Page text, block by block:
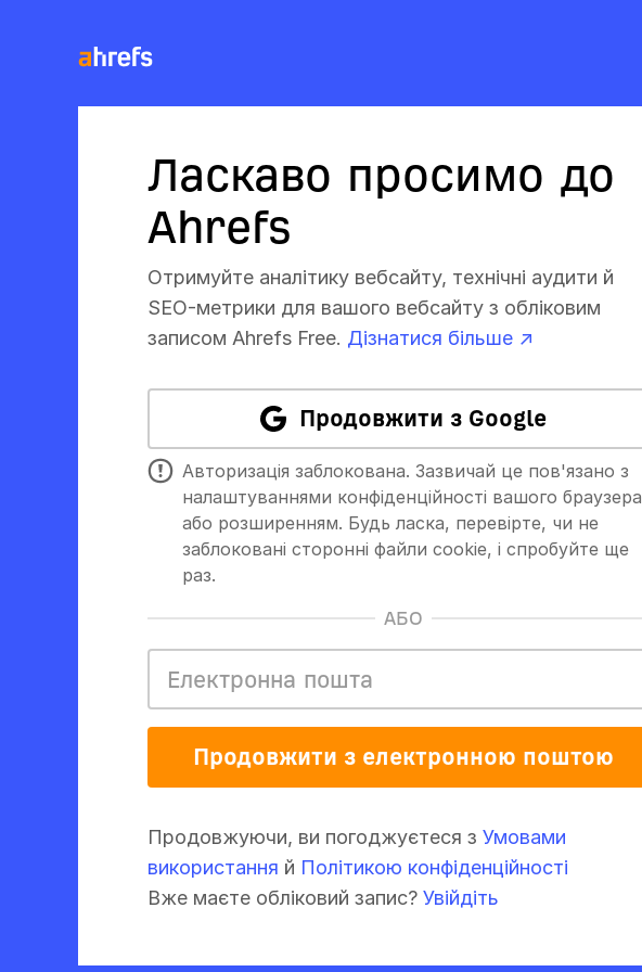
Ласкаво просимо до
Ahrefs
Отримуйте аналітику вебсайту, технічні аудити й
SEO-метрики для вашого вебсайту з обліковим
записом Ahrefs Free. Дізнатися більше ↗
Продовжити з Google
Авторизація заблокована. Зазвичай це пов'язано з
налаштуваннями конфіденційності вашого браузера
або розширенням. Будь ласка, перевірте, чи не
заблоковані сторонні файли cookie, і спробуйте ще
раз.
АБО
Продовжити з електронною поштою
Продовжуючи, ви погоджуєтеся з Умовами
використання й Політикою конфіденційності
Вже маєте обліковий запис? Увійдіть